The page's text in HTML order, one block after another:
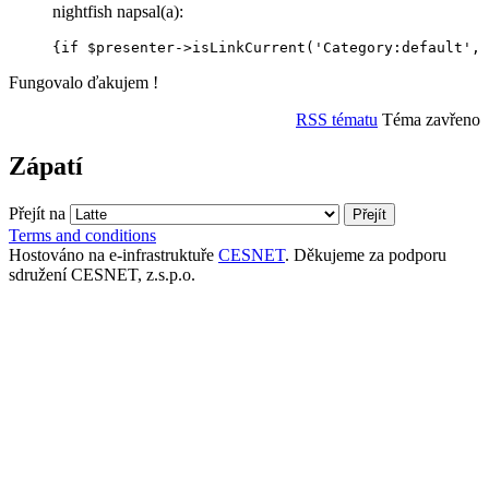
nightfish napsal(a):
Fungovalo ďakujem !
RSS tématu Téma zavřeno
Zápatí
Přejít na
Terms and conditions
Hostováno na e-infrastruktuře CESNET. Děkujeme za podporu
sdružení CESNET, z.s.p.o.